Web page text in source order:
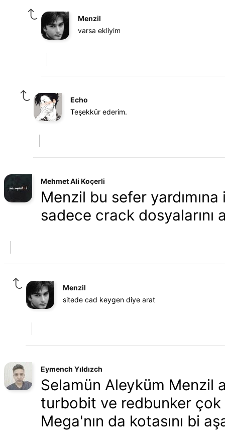
Menzil
varsa ekliyim
Echo
Teşekkür ederim.
Mehmet Ali Koçerli
Menzil bu sefer
sadece crack
Menzil
sitede cad keygen diye arat
Eymench Yıldızch
Selamün Aleyküm Menzil
turbobit ve redbunker çok
Mega'nın da kotasını bi